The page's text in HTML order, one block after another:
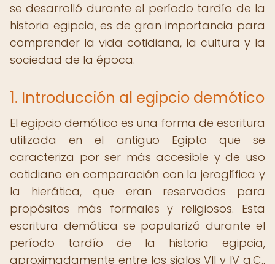
se desarrolló durante el período tardío de la
historia egipcia, es de gran importancia para
comprender la vida cotidiana, la cultura y la
sociedad de la época.
1. Introducción al egipcio demótico
El egipcio demótico es una forma de escritura
utilizada en el antiguo Egipto que se
caracteriza por ser más accesible y de uso
cotidiano en comparación con la jeroglífica y
la hierática, que eran reservadas para
propósitos más formales y religiosos. Esta
escritura demótica se popularizó durante el
período tardío de la historia egipcia,
aproximadamente entre los siglos VII y IV a.C.,